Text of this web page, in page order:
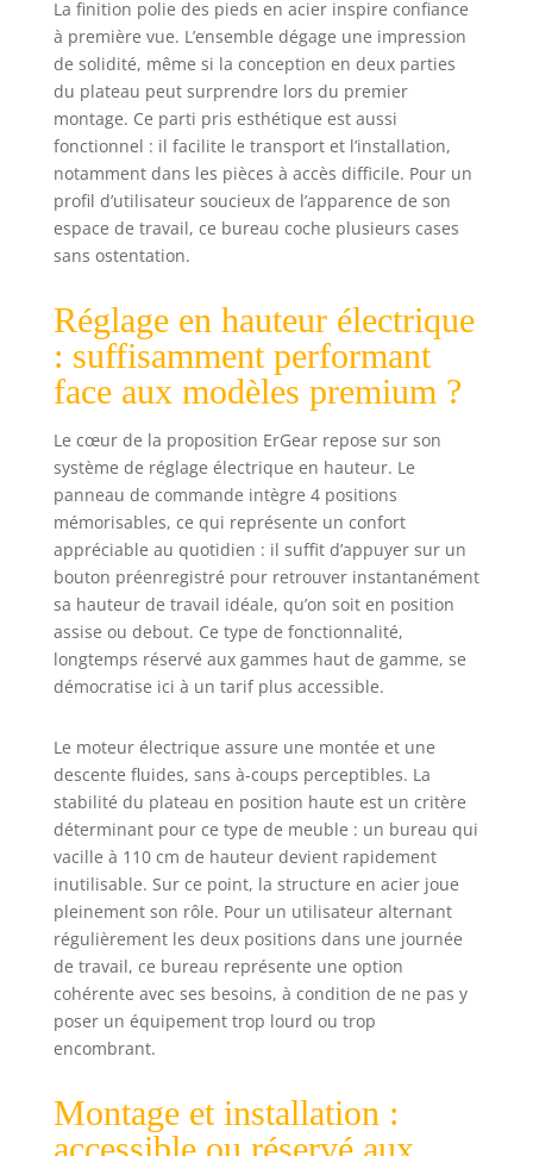
stable et sécurisé
même après 50
000 tests. Il
fournit une base
solide pour
travailler, même
en hauteur
maximale, ce qui
le rend idéal pour
les bureaux
informatique.
La finition polie des pieds en acier inspire confiance
à première vue. L’ensemble dégage une impression
de solidité, même si la conception en deux parties
du plateau peut surprendre lors du premier
montage. Ce parti pris esthétique est aussi
fonctionnel : il facilite le transport et l’installation,
notamment dans les pièces à accès difficile. Pour un
profil d’utilisateur soucieux de l’apparence de son
espace de travail, ce bureau coche plusieurs cases
sans ostentation.
Réglage en hauteur électrique
: suffisamment performant
face aux modèles premium ?
Le cœur de la proposition ErGear repose sur son
système de réglage électrique en hauteur. Le
panneau de commande intègre 4 positions
mémorisables, ce qui représente un confort
appréciable au quotidien : il suffit d’appuyer sur un
bouton préenregistré pour retrouver instantanément
sa hauteur de travail idéale, qu’on soit en position
assise ou debout. Ce type de fonctionnalité,
longtemps réservé aux gammes haut de gamme, se
démocratise ici à un tarif plus accessible.
Le moteur électrique assure une montée et une
descente fluides, sans à-coups perceptibles. La
stabilité du plateau en position haute est un critère
déterminant pour ce type de meuble : un bureau qui
vacille à 110 cm de hauteur devient rapidement
inutilisable. Sur ce point, la structure en acier joue
pleinement son rôle. Pour un utilisateur alternant
régulièrement les deux positions dans une journée
de travail, ce bureau représente une option
cohérente avec ses besoins, à condition de ne pas y
poser un équipement trop lourd ou trop
encombrant.
Montage et installation :